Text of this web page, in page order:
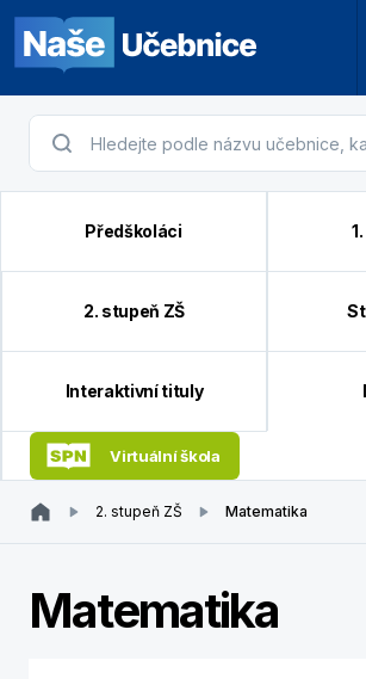
Předškoláci
2. stupeň ZŠ
Interaktivní tituly
Virtuální škola
2. stupeň ZŠ Matematika
Matematika